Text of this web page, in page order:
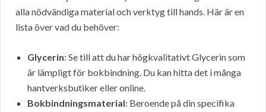
alla nödvändiga material och verktyg till hands. Här är en
lista över vad du behöver:
Glycerin: Se till att du har högkvalitativt Glycerin som
är lämpligt för bokbindning. Du kan hitta det i många
hantverksbutiker eller online.
Bokbindningsmaterial: Beroende på din specifika